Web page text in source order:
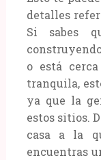
detalles
Si sabes
o está
tranquila,
ya que la
estos sitios.
casa a la
encuentras